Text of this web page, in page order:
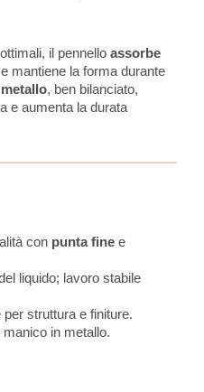
il pennello assorbe
e mantiene la forma durante
, ben bilanciato,
e aumenta la durata
con punta fine e
liquido; lavoro stabile
per struttura e finiture.
in metallo.